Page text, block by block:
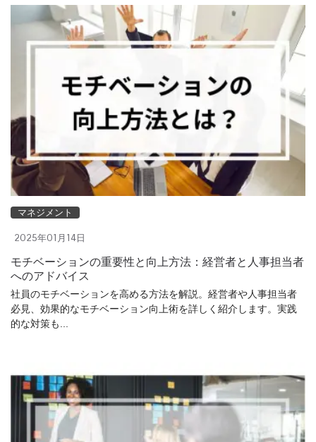
マネジメント
2025年01月14日
モチベーションの重要性と向上方法：経営者と人事担当者
へのアドバイス
社員のモチベーションを高める方法を解説。経営者や人事担当者
必見、効果的なモチベーション向上術を詳しく紹介します。実践
的な対策も...